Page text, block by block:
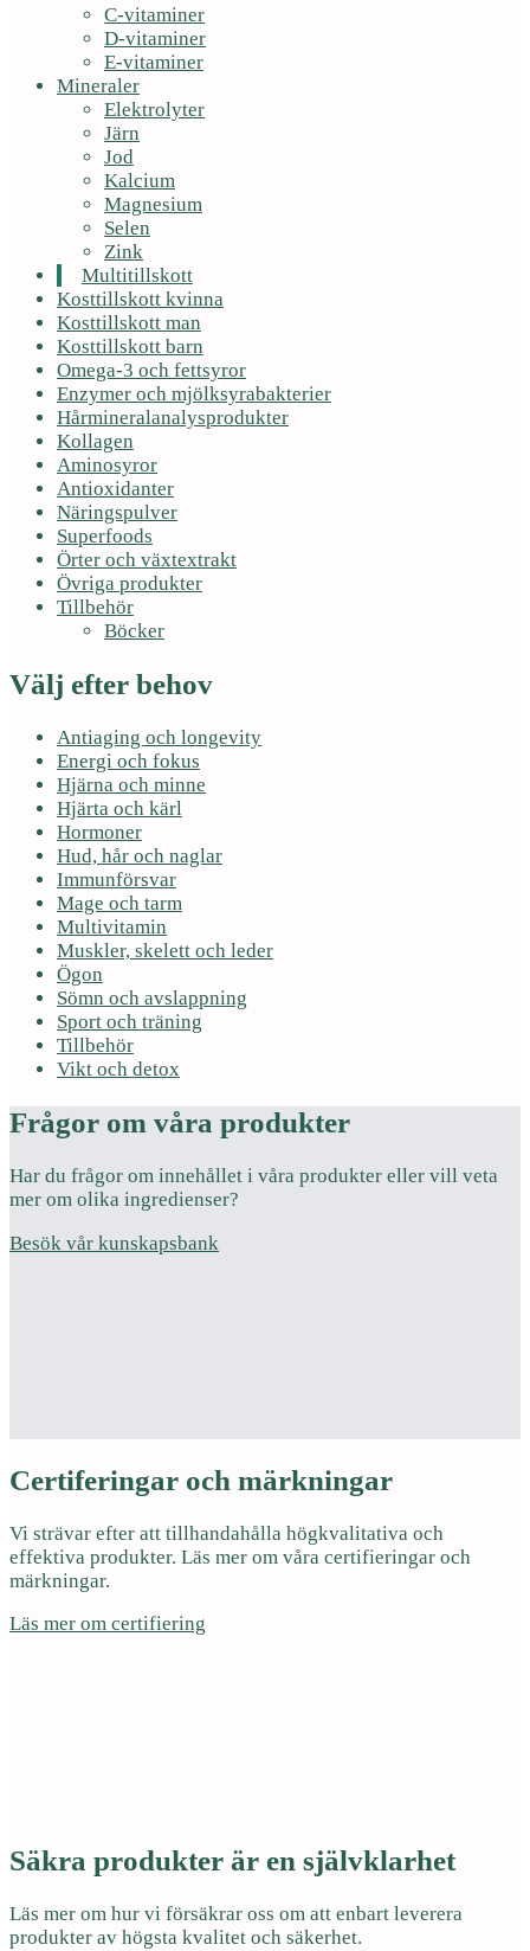
C-vitaminer
D-vitaminer
E-vitaminer
Mineraler
Elektrolyter
Järn
Jod
Kalcium
Magnesium
Selen
Zink
Multitillskott
Kosttillskott kvinna
Kosttillskott man
Kosttillskott barn
Omega-3 och fettsyror
Enzymer och mjölksyrabakterier
Hårmineralanalysprodukter
Kollagen
Aminosyror
Antioxidanter
Näringspulver
Superfoods
Örter och växtextrakt
Övriga produkter
Tillbehör
Böcker
Välj efter behov
Antiaging och longevity
Energi och fokus
Hjärna och minne
Hjärta och kärl
Hormoner
Hud, hår och naglar
Immunförsvar
Mage och tarm
Multivitamin
Muskler, skelett och leder
Ögon
Sömn och avslappning
Sport och träning
Tillbehör
Vikt och detox
Frågor om våra produkter
Har du frågor om innehållet i våra produkter eller vill veta
mer om olika ingredienser?
Besök vår kunskapsbank
Certiferingar och märkningar
Vi strävar efter att tillhandahålla högkvalitativa och
effektiva produkter. Läs mer om våra certifieringar och
märkningar.
Läs mer om certifiering
Säkra produkter är en självklarhet
Läs mer om hur vi försäkrar oss om att enbart leverera
produkter av högsta kvalitet och säkerhet.